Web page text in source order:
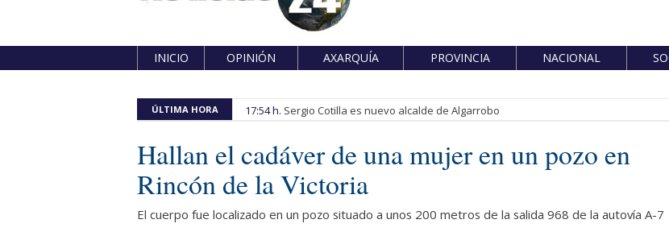
INICIO OPINIÓN AXARQUÍA PROVINCIA NACIONAL
ÚLTIMA HORA 17:54 h. Sergio Cotilla es nuevo alcalde de Algarrobo
Hallan el cadáver de una mujer en un pozo en
Rincón de la Victoria
El cuerpo fue localizado en un pozo situado a unos 200 metros de la salida 968 de la autovía A-7